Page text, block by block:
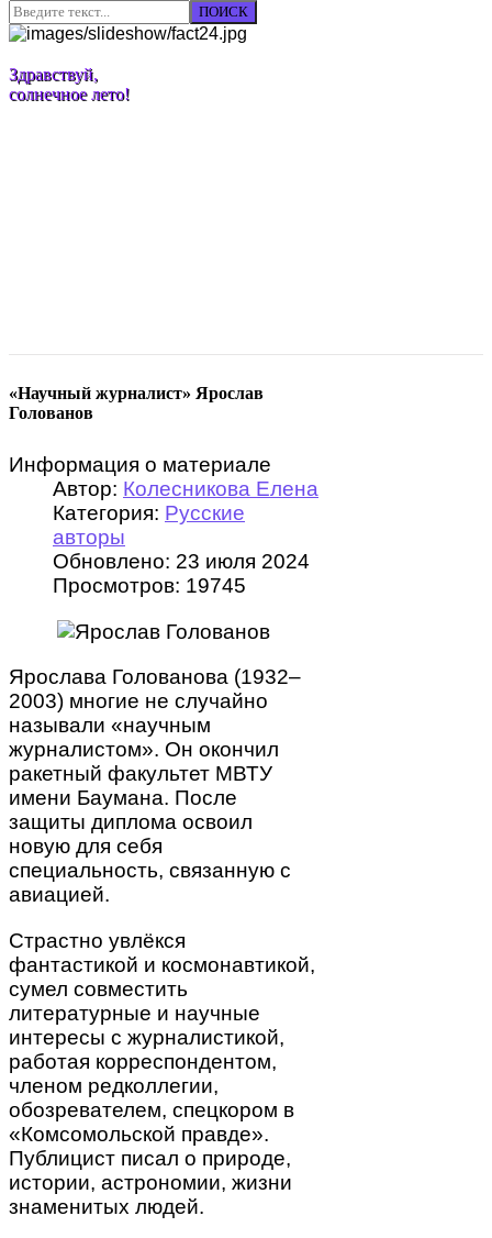
ПОИСК
Здравствуй,
солнечное лето!
«Научный журналист» Ярослав
Голованов
Информация о материале
Автор: Колесникова Елена
Категория: Русские
авторы
Обновлено: 23 июля 2024
Просмотров: 19745
Ярослава Голованова (1932–
2003) многие не случайно
называли «научным
журналистом». Он окончил
ракетный факультет МВТУ
имени Баумана. После
защиты диплома освоил
новую для себя
специальность, связанную с
авиацией.
Страстно увлёкся
фантастикой и космонавтикой,
сумел совместить
литературные и научные
интересы с журналистикой,
работая корреспондентом,
членом редколлегии,
обозревателем, спецкором в
«Комсомольской правде».
Публицист писал о природе,
истории, астрономии, жизни
знаменитых людей.